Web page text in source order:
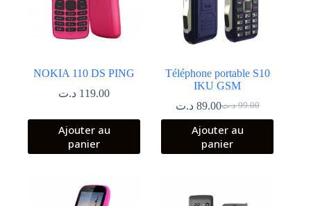
NOKIA 110 DS PING
119.00 د.ت
Ajouter au
panier
Téléphone portable S10
IKU GSM
99.00 د.تLe
prix
initial
était :
89.00 د.ت
Le
prix
actuel
est :
Ajouter au
panier